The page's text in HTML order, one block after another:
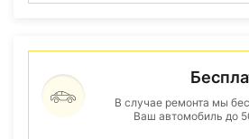
В случае ремонта мы
Ваш автомобиль до